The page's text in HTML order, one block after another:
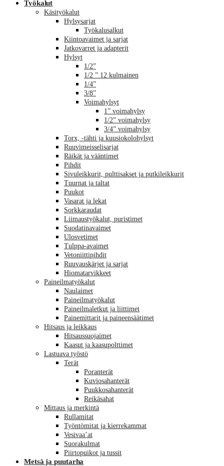
Työkalut
Käsityökalut
Hylsysarjat
Työkalusalkut
Kiintoavaimet ja sarjat
Jatkovarret ja adapterit
Hylsyt
1/2”
1/2 ” 12 kulmainen
1/4”
3/8”
Voimahylsyt
1” voimahylsy
1/2” voimahylsy
3/4” voimahylsy
Torx, -tähti ja kuusiokolohylsyt
Ruuvimeisselisarjat
Räikät ja vääntimet
Pihdit
Sivuleikkurit, pulttisakset ja putkileikkurit
Tuurnat ja taltat
Puukot
Vasarat ja lekat
Sorkkaraudat
Liimaustyökalut, puristimet
Suodatinavaimet
Ulosvetimet
Tulppa-avaimet
Vetoniittipihdit
Ruuvauskärjet ja sarjat
Hiomatarvikkeet
Paineilmatyökalut
Naulaimet
Paineilmatyökalut
Paineilmaletkut ja liittimet
Painemittarit ja paineensäätimet
Hitsaus ja leikkaus
Hitsaussuojaimet
Kaasut ja kaasupolttimet
Lastuava työstö
Terät
Poranterät
Kuviosahanterät
Puukkosahanterät
Reikäsahat
Mittaus ja merkintä
Rullamitat
Työntömitat ja kierrekammat
Vesivaa’at
Suorakulmat
Piirtopuikot ja tussit
Metsä ja puutarha